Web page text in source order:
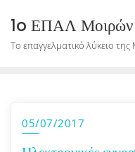
content
1o ΕΠΑΛ Μοιρών
Το επαγγελματικό λύκειο
05/07/2017